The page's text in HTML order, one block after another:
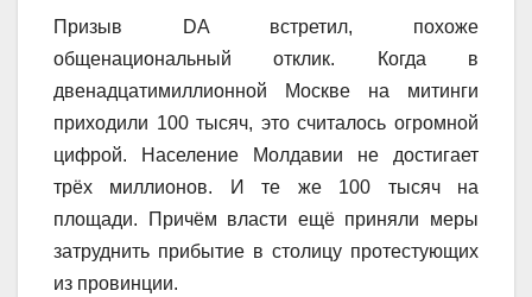
Призыв DA встретил, похоже
общенациональный отклик. Когда в
двенадцатимиллионной Москве на митинги
приходили 100 тысяч, это считалось огромной
цифрой. Население Молдавии не достигает
трёх миллионов. И те же 100 тысяч на
площади. Причём власти ещё приняли меры
затруднить прибытие в столицу протестующих
из провинции.